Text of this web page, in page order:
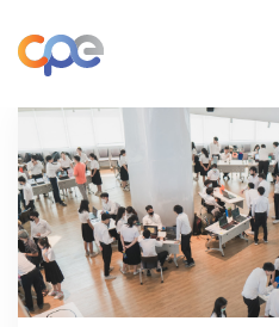
หลักสูตรปริญญาตรี
หลักสูตรบัณฑิตศึกษา
วิจัยและนวัตกรรม